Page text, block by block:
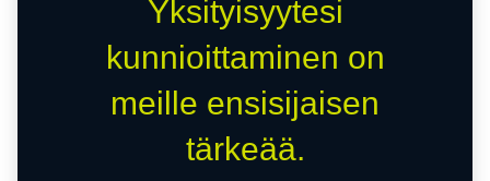
Yksityisyytesi
kunnioittaminen on
meille ensisijaisen
tärkeää.